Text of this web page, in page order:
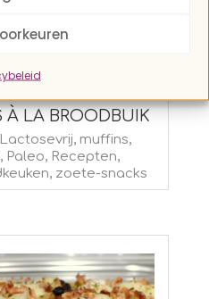
À LA BROODBUIK
Lactosevrij, muffins,
, Paleo, Recepten,
, zoete-snacks